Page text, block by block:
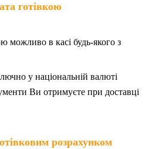
готівкою
можливо в касі будь-якого з
у національній валюті
Ви отримуєте при доставці
розрахунком